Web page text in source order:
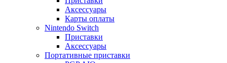
Аксессуары
Карты оплаты
Nintendo Switch
Приставки
Аксессуары
Портативные приставки